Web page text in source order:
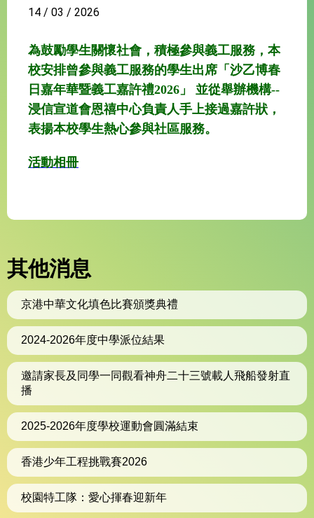
14 / 03 / 2026
為鼓勵學生關懷社會，積極參與義工服務，本
校安排曾參與義工服務的學生出席「沙乙博春
日嘉年華暨義工嘉許禮2026」 並從舉辦機構--
浸信宣道會恩禧中心負責人手上接過嘉許狀，
表揚本校學生熱心參與社區服務。
活動相冊
其他消息
京港中華文化填色比賽頒獎典禮
2024-2026年度中學派位結果
邀請家長及同學一同觀看神舟二十三號載人飛船發射直
播
2025-2026年度學校運動會圓滿結束
香港少年工程挑戰賽2026
校園特工隊：愛心揮春迎新年